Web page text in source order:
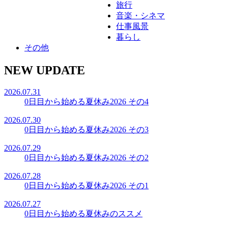
旅行
音楽・シネマ
仕事風景
暮らし
その他
NEW UPDATE
2026.07.31
0日目から始める夏休み2026 その4
2026.07.30
0日目から始める夏休み2026 その3
2026.07.29
0日目から始める夏休み2026 その2
2026.07.28
0日目から始める夏休み2026 その1
2026.07.27
0日目から始める夏休みのススメ